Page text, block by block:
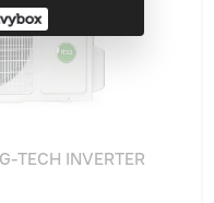
TECH INVERTER